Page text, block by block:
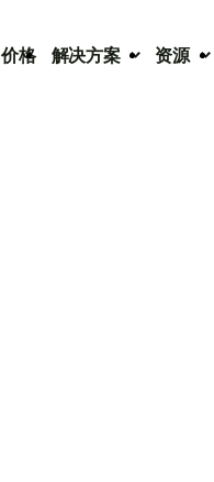
价格 解决方案 资源